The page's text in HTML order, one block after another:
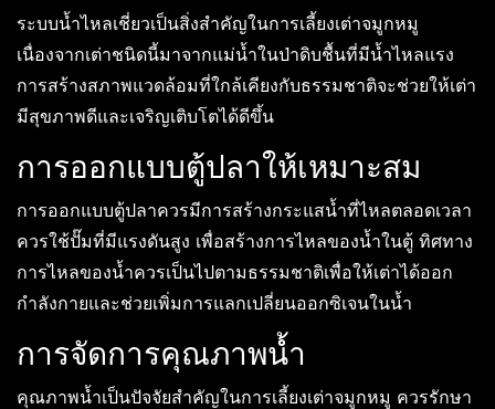
ระบบน้ำไหลเชี่ยวเป็นสิ่งสำคัญในการเลี้ยงเต่าจมูกหมู
เนื่องจากเต่าชนิดนี้มาจากแม่น้ำในป่าดิบชื้นที่มีน้ำไหลแรง
การสร้างสภาพแวดล้อมที่ใกล้เคียงกับธรรมชาติจะช่วยให้เต่า
มีสุขภาพดีและเจริญเติบโตได้ดีขึ้น
การออกแบบตู้ปลาให้เหมาะสม
การออกแบบตู้ปลาควรมีการสร้างกระแสน้ำที่ไหลตลอดเวลา
ควรใช้ปั๊มที่มีแรงดันสูง เพื่อสร้างการไหลของน้ำในตู้ ทิศทาง
การไหลของน้ำควรเป็นไปตามธรรมชาติเพื่อให้เต่าได้ออก
กำลังกายและช่วยเพิ่มการแลกเปลี่ยนออกซิเจนในน้ำ
การจัดการคุณภาพน้ำ
คุณภาพน้ำเป็นปัจจัยสำคัญในการเลี้ยงเต่าจมูกหมู ควรรักษา